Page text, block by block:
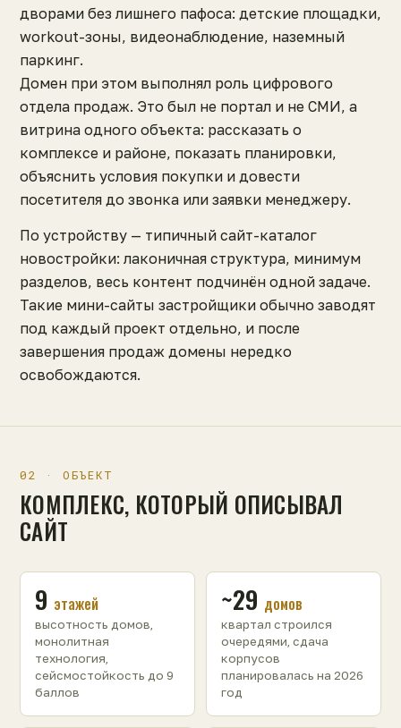
дворами без лишнего пафоса: детские площадки,
workout-зоны, видеонаблюдение, наземный
паркинг.
Домен при этом выполнял роль цифрового
отдела продаж. Это был не портал и не СМИ, а
витрина одного объекта: рассказать о
комплексе и районе, показать планировки,
объяснить условия покупки и довести
посетителя до звонка или заявки менеджеру.
По устройству — типичный сайт-каталог
новостройки: лаконичная структура, минимум
разделов, весь контент подчинён одной задаче.
Такие мини-сайты застройщики обычно заводят
под каждый проект отдельно, и после
завершения продаж домены нередко
освобождаются.
02 · ОБЪЕКТ
КОМПЛЕКС, КОТОРЫЙ ОПИСЫВАЛ
САЙТ
9 этажей
высотность домов,
монолитная
технология,
сейсмостойкость до 9
баллов
~29 домов
квартал строился
очередями, сдача
корпусов
планировалась на 2026
год